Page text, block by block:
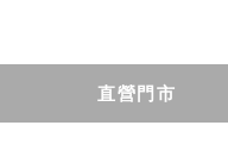
直營門市